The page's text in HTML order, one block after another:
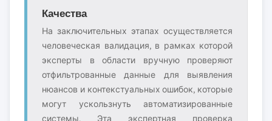
Качества
На заключительных этапах осуществляется
человеческая валидация, в рамках которой
эксперты в области вручную проверяют
отфильтрованные данные для выявления
нюансов и контекстуальных ошибок, которые
могут ускользнуть автоматизированные
системы. Эта экспертная проверка